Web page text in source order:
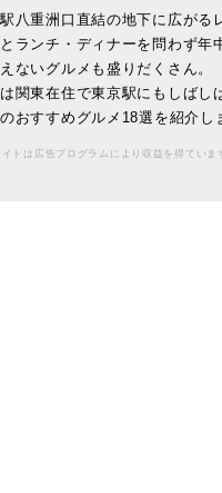
八重洲口直結の地下に広がる
ランチ・ディナーを問わず年
ないグルメも盛りだくさん。
関東在住で東京駅にもしばし
おすすめグルメ18選を紹介し
トは広告プログラムにより収益を得ていま